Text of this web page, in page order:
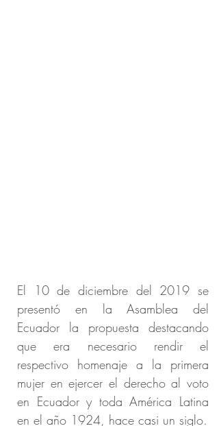
El 10 de diciembre del 2019 se
presentó en la Asamblea del
Ecuador la propuesta destacando
que era necesario rendir el
respectivo homenaje a la primera
mujer en ejercer el derecho al voto
en Ecuador y toda América Latina
en el año 1924, hace casi un siglo.